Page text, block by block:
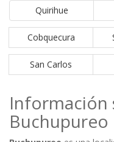
Quirihue
Cobquecura
San Carlos
Información
Buchupureo